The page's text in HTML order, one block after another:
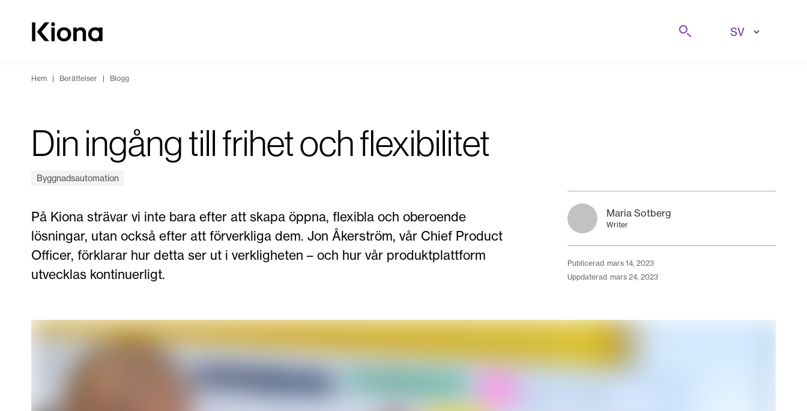
Gå till hemsidan
Sök på
Hem | Berättelser | Blogg
Din ingång till frihet och flexibilitet
Byggnadsautomation
På Kiona strävar vi inte bara efter att skapa öppna, flexibla och oberoende
lösningar, utan också efter att förverkliga dem. Jon Åkerström, vår Chief Product
Officer, förklarar hur detta ser ut i verkligheten – och hur vår produktplattform
utvecklas kontinuerligt.
Maria Sotberg
Writer
publicerad mars 14, 2023
uppdaterad mars 24, 2023